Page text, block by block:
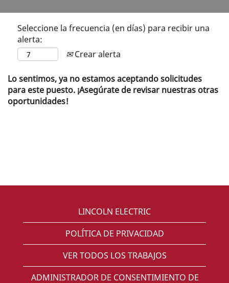
Seleccione la frecuencia (en días) para recibir una
alerta:
Crear alerta
Lo sentimos, ya no estamos aceptando solicitudes
para este puesto. ¡Asegúrate de revisar nuestras otras
oportunidades!
LINCOLN ELECTRIC
POLÍTICA DE PRIVACIDAD
VER TODOS LOS TRABAJOS
ADMINISTRADOR DE CONSENTIMIENTO DE